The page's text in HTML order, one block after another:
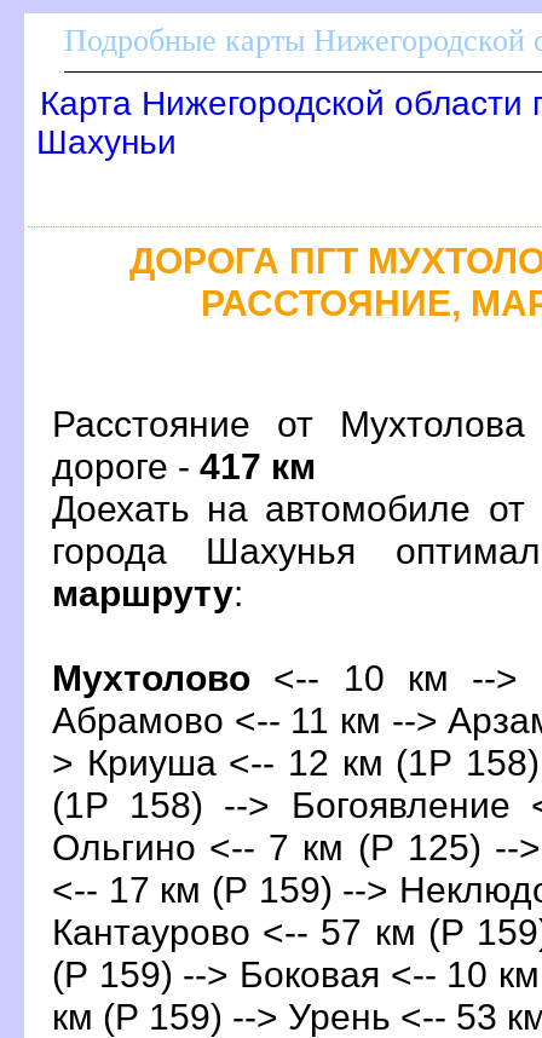
Подробные карты Нижегородской
Карта Нижегородской области
Шахуньи
ДОРОГА ПГТ
РАССТОЯНИЕ,
Расстояние от
дороге - 417 км
Доехать на автомобиле
орода Шахунья
маршруту:
Мухтолово <-- 10 км -->
Абрамово <-- 11 км -->
> Криуша <-- 12 км (1Р
(1Р 158) -->
Ольгино <-- 7 км (Р 125) --
<-- 17 км (Р 159) -->
Кантаурово <-- 57 км (Р
(Р 159) --> Боковая <-- 10
км (Р 159) --> Урень <-- 53